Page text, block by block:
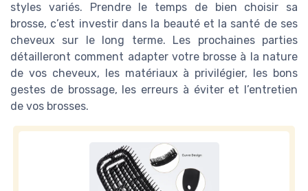
styles variés. Prendre le temps de bien choisir sa
brosse, c’est investir dans la beauté et la santé de ses
cheveux sur le long terme. Les prochaines parties
détailleront comment adapter votre brosse à la nature
de vos cheveux, les matériaux à privilégier, les bons
gestes de brossage, les erreurs à éviter et l’entretien
de vos brosses.